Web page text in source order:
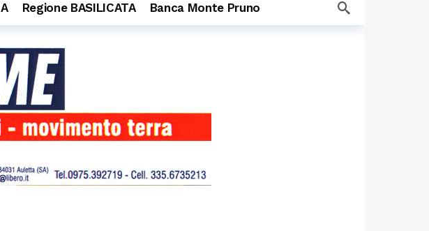
di Diano
per concerti, spettacoli e grandi eventi
Regione BASILICATA Banca Monte Pruno